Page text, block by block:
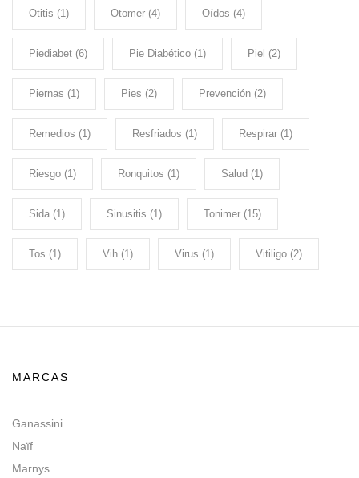
Otitis (1) Otomer (4) Oídos (4)
Piediabet (6) Pie Diabético (1) Piel (2)
Piernas (1) Pies (2) Prevención (2)
Remedios (1) Resfriados (1) Respirar (1)
Riesgo (1) Ronquitos (1) Salud (1)
Sida (1) Sinusitis (1) Tonimer (15)
Tos (1) Vih (1) Virus (1) Vitiligo (2)
MARCAS
Ganassini
Naïf
Marnys